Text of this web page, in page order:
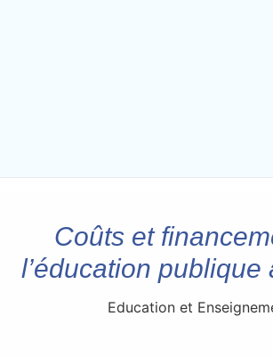
Coûts et
l’éducation publique
Education et